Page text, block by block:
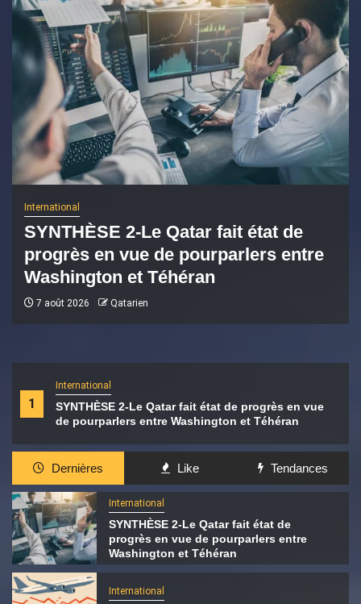
1
International
SYNTHÈSE 2-Le Qatar fait état de progrès en vue
de pourparlers entre Washington et Téhéran
International
SYNTHÈSE 2-Le Qatar fait état de
progrès en vue de pourparlers entre
Washington et Téhéran
7 août 2026 Qatarien
Dernières Like Tendances
International
SYNTHÈSE 2-Le Qatar fait état de
progrès en vue de pourparlers entre
Washington et Téhéran
International